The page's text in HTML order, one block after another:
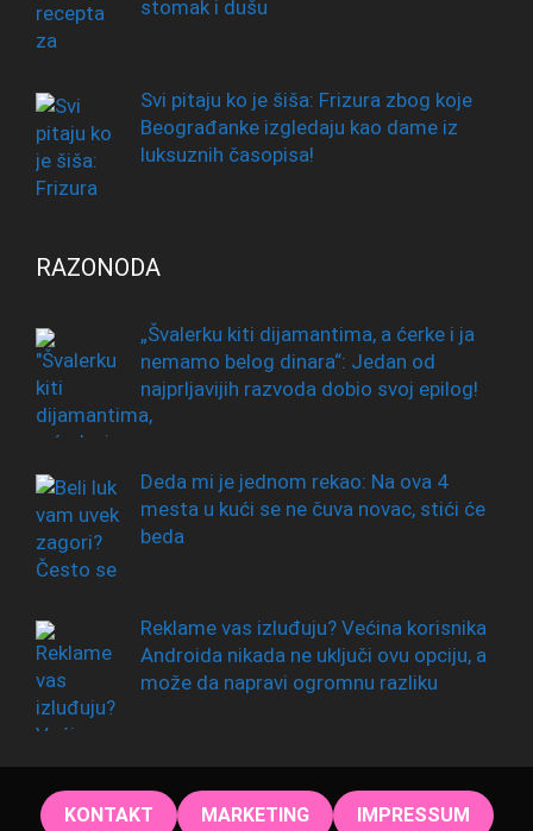
stomak i dušu
Svi pitaju ko je šiša: Frizura zbog koje
Beograđanke izgledaju kao dame iz
luksuznih časopisa!
RAZONODA
„Švalerku kiti dijamantima, a ćerke i ja
nemamo belog dinara“: Jedan od
najprljavijih razvoda dobio svoj epilog!
Deda mi je jednom rekao: Na ova 4
mesta u kući se ne čuva novac, stići će
beda
Reklame vas izluđuju? Većina korisnika
Androida nikada ne uključi ovu opciju, a
može da napravi ogromnu razliku
KONTAKT MARKETING IMPRESSUM